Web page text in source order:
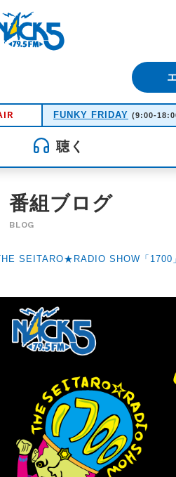
FUNKY FRIDAY (9:00-
聴く
番組ブログ
BLOG
SEITARO★RADIO SHOW「1700